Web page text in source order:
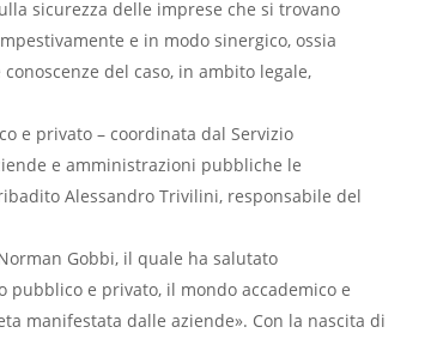
sicurezza delle imprese che si trovano
e in modo sinergico, ossia
del caso, in ambito legale,
e privato – coordinata dal Servizio
e amministrazioni pubbliche le
Alessandro Trivilini, responsabile del
Gobbi, il quale ha salutato
pubblico e privato, il mondo accademico e
manifestata dalle aziende». Con la nascita di